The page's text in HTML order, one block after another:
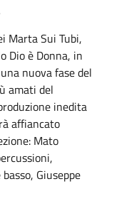
Marta Sui Tubi,
Dio è Donna, in
nuova fase del
amati del
inedita
affiancato
Mato
Giuseppe